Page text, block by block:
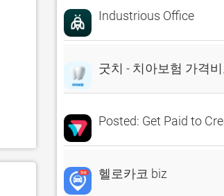
Industrious Office
굿치 - 치아보험 가격
Posted: Get Paid to
헬로카코 biz